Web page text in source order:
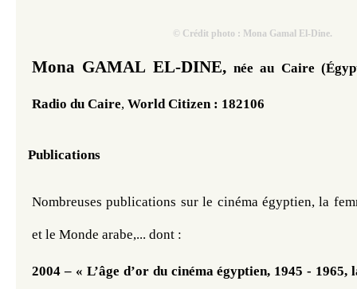
© Crédit photo : Mona Gamal El-Dine.
Mona GAMAL EL-DINE, née au Caire
Radio du Caire, World Citizen : 182106
Publications
Nombreuses publications sur le cinéma égyptien, la
et le Monde arabe,... dont :
2004 – « L’âge d’or du cinéma égyptien, 1945 - 1965,